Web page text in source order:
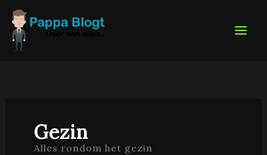
naar
inhoud
Gezin
Alles rondom het gezin